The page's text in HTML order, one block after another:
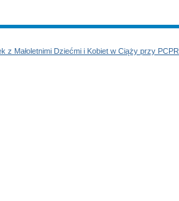
z Małoletnimi Dziećmi i Kobiet w Ciąży przy PCPR